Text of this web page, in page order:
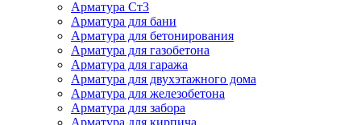
Арматура Ст3
Арматура для бани
Арматура для бетонирования
Арматура для газобетона
Арматура для гаража
Арматура для двухэтажного дома
Арматура для железобетона
Арматура для забора
Арматура для кирпича